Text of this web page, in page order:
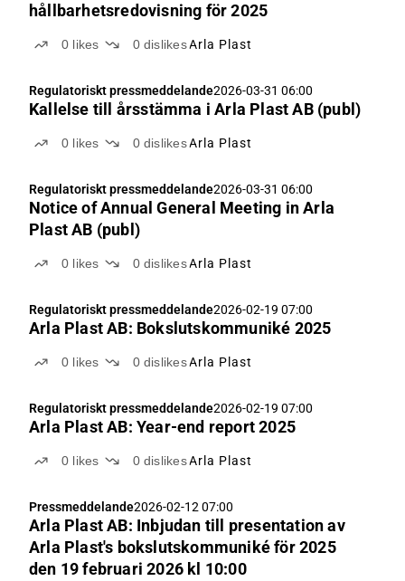
hållbarhetsredovisning för 2025
0 likes 0 dislikesArla Plast
Regulatoriskt pressmeddelande2026-03-31 06:00
Kallelse till årsstämma i Arla Plast AB (publ)
0 likes 0 dislikesArla Plast
Regulatoriskt pressmeddelande2026-03-31 06:00
Notice of Annual General Meeting in Arla
Plast AB (publ)
0 likes 0 dislikesArla Plast
Regulatoriskt pressmeddelande2026-02-19 07:00
Arla Plast AB: Bokslutskommuniké 2025
0 likes 0 dislikesArla Plast
Regulatoriskt pressmeddelande2026-02-19 07:00
Arla Plast AB: Year-end report 2025
0 likes 0 dislikesArla Plast
Pressmeddelande2026-02-12 07:00
Arla Plast AB: Inbjudan till presentation av
Arla Plast's bokslutskommuniké för 2025
den 19 februari 2026 kl 10:00